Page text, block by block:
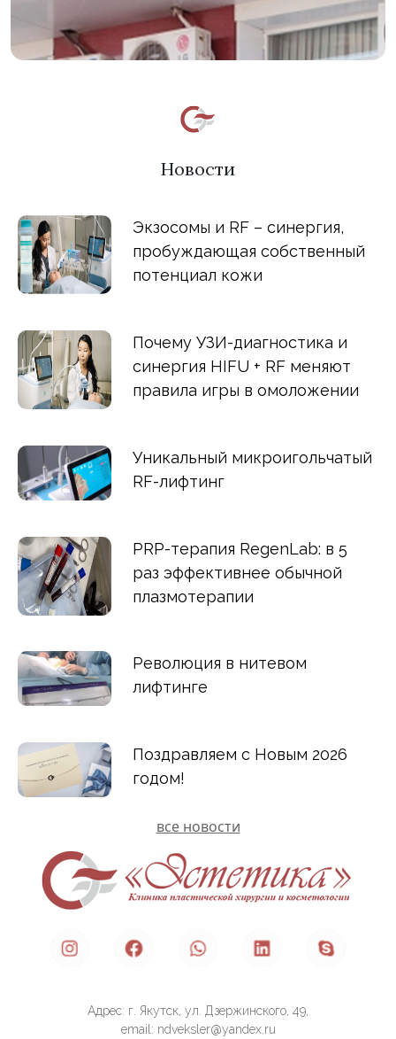
Новости
Экзосомы и RF – синергия,
пробуждающая собственный
потенциал кожи
Почему УЗИ-диагностика и
синергия HIFU + RF меняют
правила игры в омоложении
Уникальный микроигольчатый
RF-лифтинг
PRP-терапия RegenLab: в 5
раз эффективнее обычной
плазмотерапии
Революция в нитевом
лифтинге
Поздравляем с Новым 2026
годом!
все новости
Адрес: г. Якутск, ул. Дзержинского, 49,
email: ndveksler@yandex.ru